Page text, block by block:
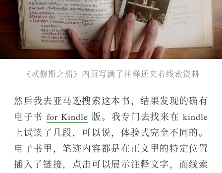
《忒修斯之船》内页写满了注释还夹着线索资料
然后我去亚马逊搜索这本书，结果发现的确有
电子书 for Kindle 版。我专门去找来在 kindle
上试读了几段，可以说，体验式完全不同的。
电子书里，笔迹内容都是在正文里的特定位置
插入了链接，点击可以展示注释文字，而线索